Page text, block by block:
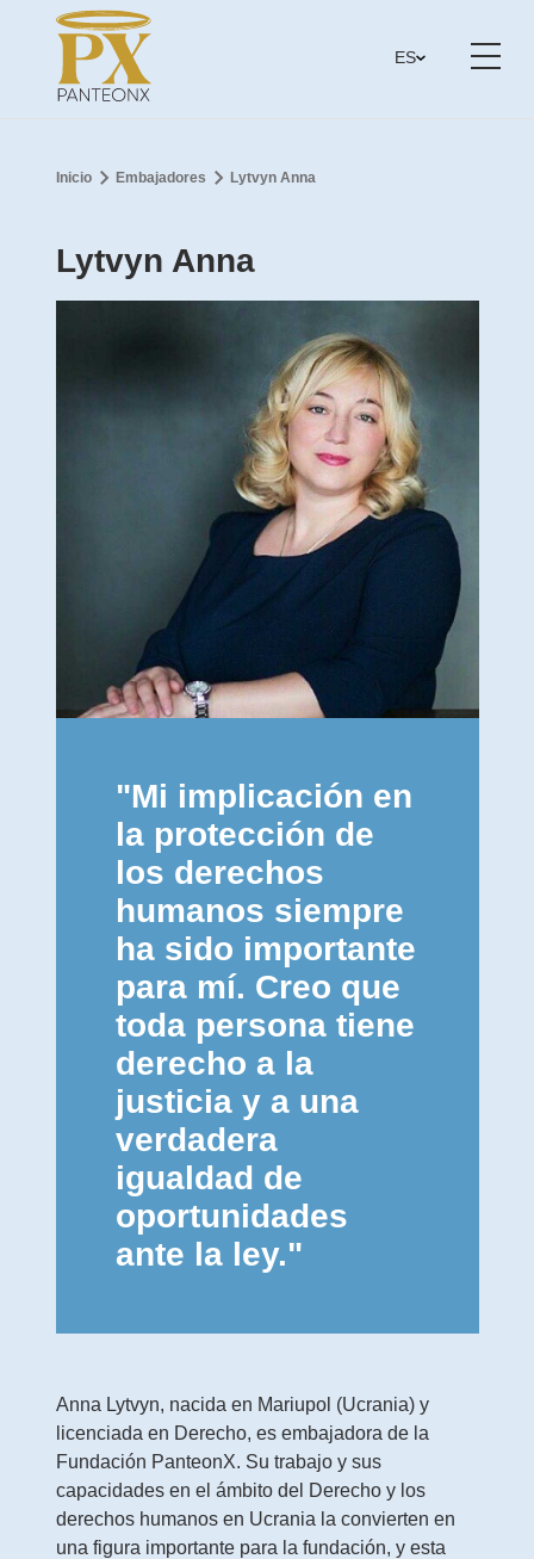
ES
Inicio Embajadores Lytvyn Anna
Lytvyn Anna
"Mi implicación en
la protección de
los derechos
humanos siempre
ha sido importante
para mí. Creo que
toda persona tiene
derecho a la
justicia y a una
verdadera
igualdad de
oportunidades
ante la ley."
Anna Lytvyn, nacida en Mariupol (Ucrania) y
licenciada en Derecho, es embajadora de la
Fundación PanteonX. Su trabajo y sus
capacidades en el ámbito del Derecho y los
derechos humanos en Ucrania la convierten en
una figura importante para la fundación, y esta